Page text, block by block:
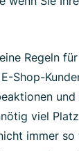
Regeln
Shop-
und
viel
immer